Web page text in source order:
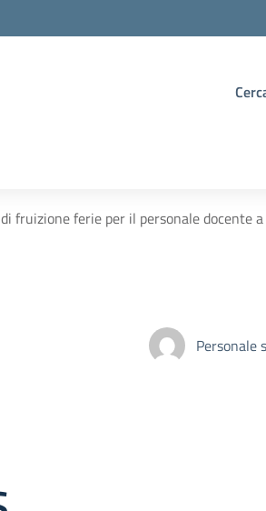
fruizione ferie per il personale docente
Personale